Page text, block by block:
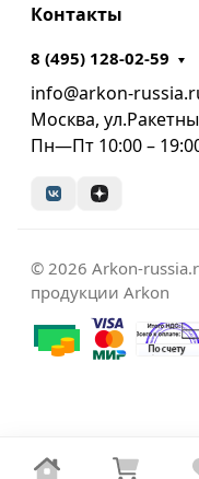
Контакты
8 (495) 128-02-59
info@arkon-
Москва,
Пн—Пт 10:00 –
© 2026 Arkon-
продукции Arkon